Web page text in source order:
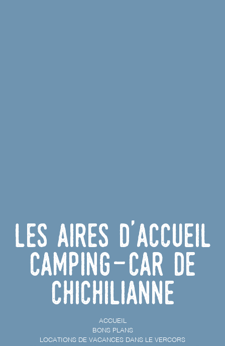
Les Aires d'accueil
camping-car de
Chichilianne
ACCUEIL
BONS PLANS
LOCATIONS DE VACANCES DANS LE VERCORS